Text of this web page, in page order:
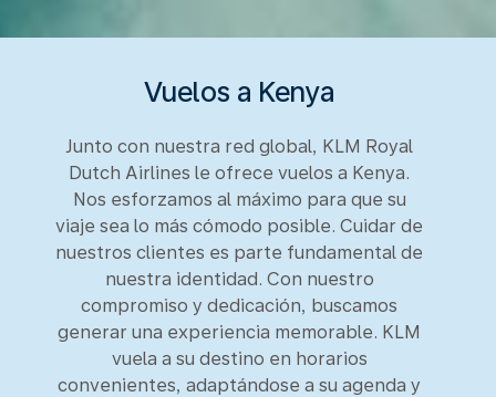
Vuelos a Kenya
Junto con nuestra red global, KLM Royal
Dutch Airlines le ofrece vuelos a Kenya.
Nos esforzamos al máximo para que su
viaje sea lo más cómodo posible. Cuidar de
nuestros clientes es parte fundamental de
nuestra identidad. Con nuestro
compromiso y dedicación, buscamos
generar una experiencia memorable. KLM
vuela a su destino en horarios
convenientes, adaptándose a su agenda y